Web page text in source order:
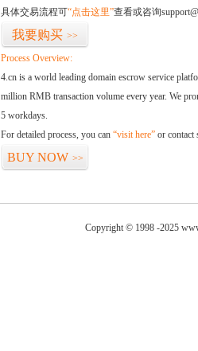
具体交易流程可“点击这里”查看或咨询
我要购买 >>
Process Overview:
4.cn is a world leading domain escrow service
million RMB transaction volume every year. We
5 workdays.
For detailed process, you can “visit here” or contact
BUY NOW >>
Copyright © 1998 -2025